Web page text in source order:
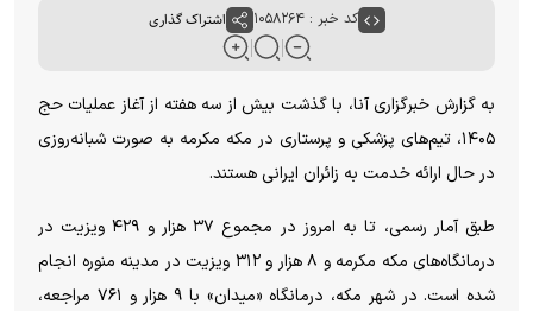
کد خبر : ۱۰۵۸۲۶۴ اشتراک گذاری
به گزارش خبرگزاری آنا، با گذشت بیش از سه هفته از آغاز عملیات حج
۱۴۰۵، تیم‌های پزشکی و پرستاری در مکه مکرمه به صورت شبانه‌روزی
در حال ارائه خدمت به زائران ایرانی هستند.
طبق آمار رسمی، تا به امروز در مجموع ۳۷ هزار و ۴۲۹ ویزیت در
درمانگاه‌های مکه مکرمه و ۸ هزار و ۳۱۲ ویزیت در مدینه منوره انجام
شده است. در شهر مکه، درمانگاه «میدان» با ۹ هزار و ۷۶۱ مراجعه،